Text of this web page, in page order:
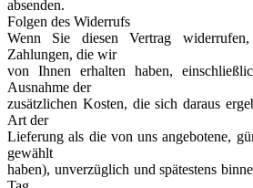
absenden.
Folgen des Widerrufs
Wenn Sie diesen Vertrag
Zahlungen, die wir
von Ihnen erhalten haben,
Ausnahme der
zusätzlichen Kosten, die sich daraus
Art der
Lieferung als die von uns angebotene,
gewählt
haben), unverzüglich und spätestens